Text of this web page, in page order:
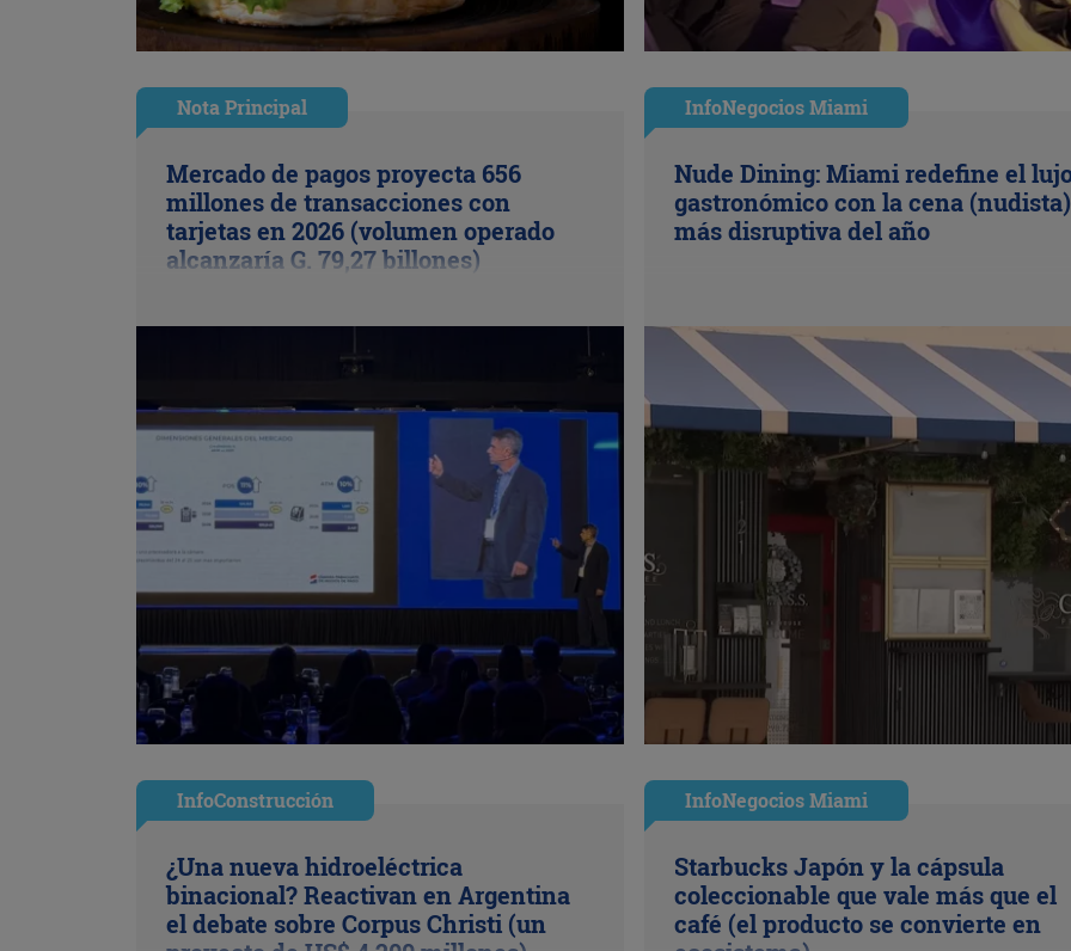
Nota Principal
Mercado de pagos proyecta 656
millones de transacciones con
tarjetas en 2026 (volumen operado
alcanzaría G. 79,27 billones)
InfoNegocios Miami
Nude Dining: Miami redefine el
gastronómico con la cena (nudista)
más disruptiva del año
InfoConstrucción
¿Una nueva hidroeléctrica
binacional? Reactivan en Argentina
el debate sobre Corpus Christi (un
InfoNegocios Miami
Starbucks Japón y la cápsula
coleccionable que vale más que el
café (el producto se convierte en